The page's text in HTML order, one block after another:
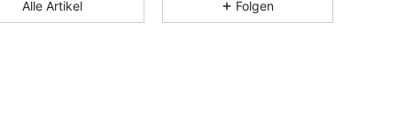
Alle Artikel Folgen